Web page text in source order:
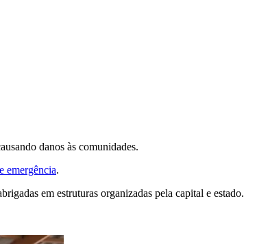
danos às comunidades.
emergência.
em estruturas organizadas pela capital e estado.